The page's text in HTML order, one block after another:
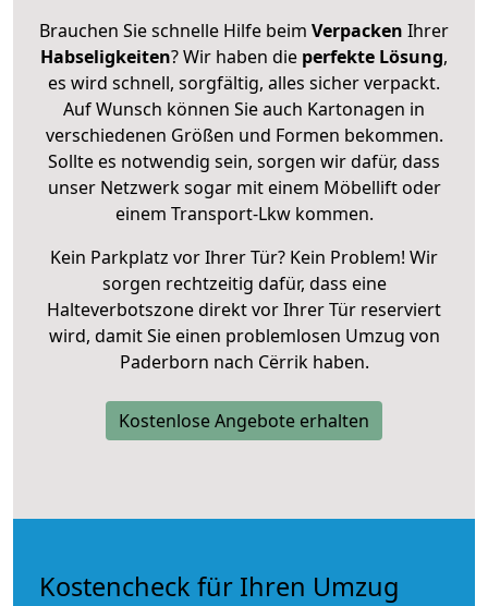
Brauchen Sie schnelle Hilfe beim Verpacken Ihrer
Habseligkeiten? Wir haben die perfekte Lösung,
es wird schnell, sorgfältig, alles sicher verpackt.
Auf Wunsch können Sie auch Kartonagen in
verschiedenen Größen und Formen bekommen.
Sollte es notwendig sein, sorgen wir dafür, dass
unser Netzwerk sogar mit einem Möbellift oder
einem Transport-Lkw kommen.
Kein Parkplatz vor Ihrer Tür? Kein Problem! Wir
sorgen rechtzeitig dafür, dass eine
Halteverbotszone direkt vor Ihrer Tür reserviert
wird, damit Sie einen problemlosen Umzug von
Paderborn nach Cërrik haben.
Kostenlose Angebote erhalten
Kostencheck für Ihren Umzug